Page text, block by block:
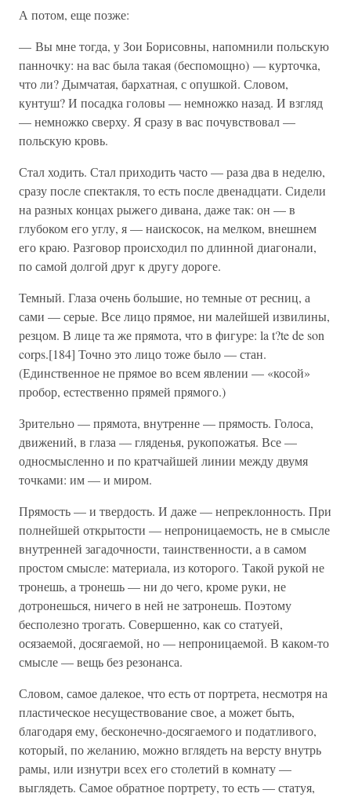
А потом, еще позже:
— Вы мне тогда, у Зои Борисовны, напомнили польскую
панночку: на вас была такая (беспомощно) — курточка,
что ли? Дымчатая, бархатная, с опушкой. Словом,
кунтуш? И посадка головы — немножко назад. И взгляд
— немножко сверху. Я сразу в вас почувствовал —
польскую кровь.
Стал ходить. Стал приходить часто — раза два в неделю,
сразу после спектакля, то есть после двенадцати. Сидели
на разных концах рыжего дивана, даже так: он — в
глубоком его углу, я — наискосок, на мелком, внешнем
его краю. Разговор происходил по длинной диагонали,
по самой долгой друг к другу дороге.
Темный. Глаза очень большие, но темные от ресниц, а
сами — серые. Все лицо прямое, ни малейшей извилины,
резцом. В лице та же прямота, что в фигуре: la t?te de son
corps.[184] Точно это лицо тоже было — стан.
(Единственное не прямое во всем явлении — «косой»
пробор, естественно прямей прямого.)
Зрительно — прямота, внутренне — прямость. Голоса,
движений, в глаза — гляденья, рукопожатья. Все —
односмысленно и по кратчайшей линии между двумя
точками: им — и миром.
Прямость — и твердость. И даже — непреклонность. При
полнейшей открытости — непроницаемость, не в смысле
внутренней загадочности, таинственности, а в самом
простом смысле: материала, из которого. Такой рукой не
тронешь, а тронешь — ни до чего, кроме руки, не
дотронешься, ничего в ней не затронешь. Поэтому
бесполезно трогать. Совершенно, как со статуей,
осязаемой, досягаемой, но — непроницаемой. В каком-то
смысле — вещь без резонанса.
Словом, самое далекое, что есть от портрета, несмотря на
пластическое несуществование свое, а может быть,
благодаря ему, бесконечно-досягаемого и податливого,
который, по желанию, можно вглядеть на версту внутрь
рамы, или изнутри всех его столетий в комнату —
выглядеть. Самое обратное портрету, то есть — статуя,